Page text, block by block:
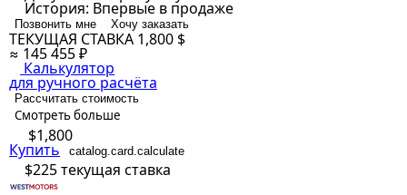
История: Впервые в продаже
Позвонить мне Хочу заказать
ТЕКУЩАЯ СТАВКА 1,800 $
≈ 145 455 ₽
Калькулятор
для ручного расчёта
Рассчитать стоимость
Смотреть больше
$1,800
Купить catalog.card.calculate
$225текущая ставка